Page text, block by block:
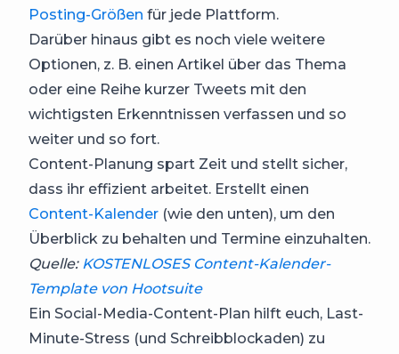
Posting-Größen für jede Plattform.
Darüber hinaus gibt es noch viele weitere
Optionen, z. B. einen Artikel über das Thema
oder eine Reihe kurzer Tweets mit den
wichtigsten Erkenntnissen verfassen und so
weiter und so fort.
Content-Planung spart Zeit und stellt sicher,
dass ihr effizient arbeitet. Erstellt einen
Content-Kalender (wie den unten), um den
Überblick zu behalten und Termine einzuhalten.
Quelle: KOSTENLOSES Content-Kalender-
Template von Hootsuite
Ein Social-Media-Content-Plan hilft euch, Last-
Minute-Stress (und Schreibblockaden) zu